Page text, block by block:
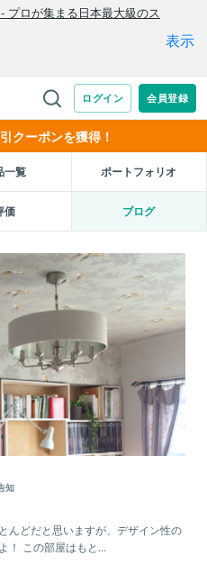
クーポンを獲得！
一覧 ポートフォリオ
価 ブログ
知
んどだと思いますが、デザイン性の
！ この部屋はもと...